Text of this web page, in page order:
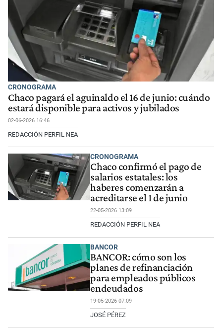
CRONOGRAMA
Chaco pagará el aguinaldo el 16 de junio: cuándo
estará disponible para activos y jubilados
02-06-2026 16:46
REDACCIÓN PERFIL NEA
CRONOGRAMA
Chaco confirmó el pago de
salarios estatales: los
haberes comenzarán a
acreditarse el 1 de junio
22-05-2026 13:09
REDACCIÓN PERFIL NEA
BANCOR
BANCOR: cómo son los
planes de refinanciación
para empleados públicos
endeudados
19-05-2026 07:09
JOSÉ PÉREZ